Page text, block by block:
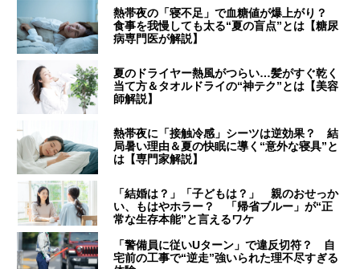
熱帯夜の「寝不足」で血糖値が爆上がり？
食事を我慢しても太る“夏の盲点”とは【糖尿
病専門医が解説】
夏のドライヤー熱風がつらい…髪がすぐ乾く
当て方＆タオルドライの“神テク”とは【美容
師解説】
熱帯夜に「接触冷感」シーツは逆効果？ 結
局暑い理由＆夏の快眠に導く“意外な寝具”と
は【専門家解説】
「結婚は？」「子どもは？」 親のおせっか
い、もはやホラー？ 「帰省ブルー」が“正
常な生存本能”と言えるワケ
「警備員に従いUターン」で違反切符？ 自
宅前の工事で“逆走”強いられた理不尽すぎる